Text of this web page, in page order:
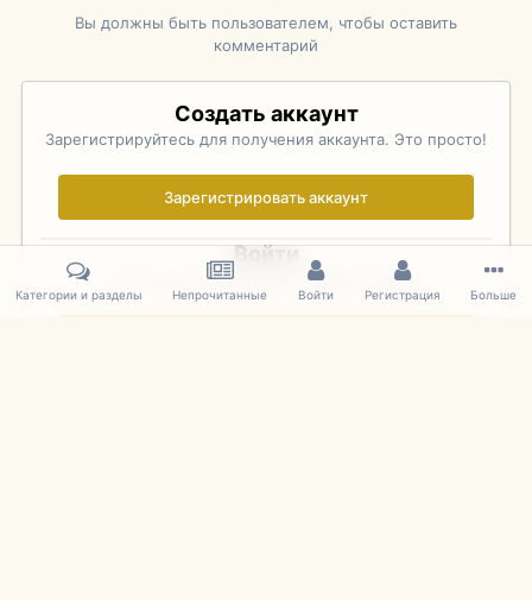
Вы должны быть пользователем, чтобы оставить
комментарий
Создать аккаунт
Зарегистрируйтесь для получения аккаунта. Это просто!
Зарегистрировать аккаунт
Войти
Уже зарегистрированы? Войдите здесь.
Категории и разделы Непрочитанные Войти Регистрация Больше